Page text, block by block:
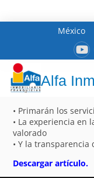
México
Alfa
• Primarán los
• La experiencia en
valorado
• Y la transparencia
Descargar artículo.